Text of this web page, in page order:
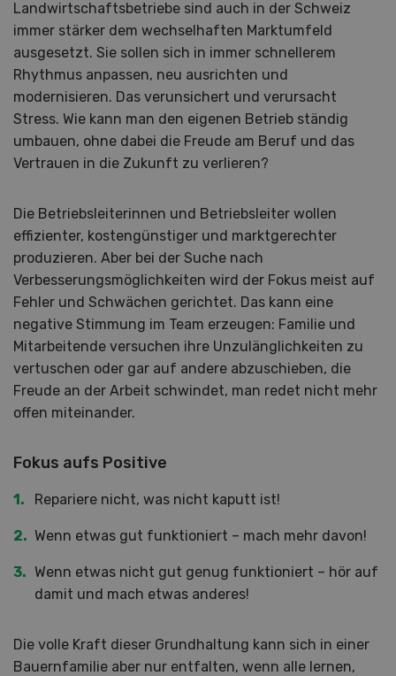
Landwirtschaftsbetriebe sind auch in der Schweiz
immer stärker dem wechselhaften Marktumfeld
ausgesetzt. Sie sollen sich in immer schnellerem
Rhythmus anpassen, neu ausrichten und
modernisieren. Das verunsichert und verursacht
Stress. Wie kann man den eigenen Betrieb ständig
umbauen, ohne dabei die Freude am Beruf und das
Vertrauen in die Zukunft zu verlieren?
Die Betriebsleiterinnen und Betriebsleiter wollen
effizienter, kostengünstiger und marktgerechter
produzieren. Aber bei der Suche nach
Verbesserungsmöglichkeiten wird der Fokus meist auf
Fehler und Schwächen gerichtet. Das kann eine
negative Stimmung im Team erzeugen: Familie und
Mitarbeitende versuchen ihre Unzulänglichkeiten zu
vertuschen oder gar auf andere abzuschieben, die
Freude an der Arbeit schwindet, man redet nicht mehr
offen miteinander.
Fokus aufs Positive
Repariere nicht, was nicht kaputt ist!
Wenn etwas gut funktioniert – mach mehr davon!
Wenn etwas nicht gut genug funktioniert – hör auf
damit und mach etwas anderes!
Die volle Kraft dieser Grundhaltung kann sich in einer
Bauernfamilie aber nur entfalten, wenn alle lernen,